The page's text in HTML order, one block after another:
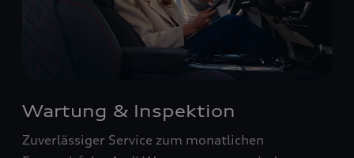
Wartung & Inspektion
Zuverlässiger Service zum monatlichen